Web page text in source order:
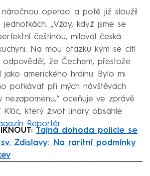
náročnou operaci a poté již sloužil
„Vždy, když jsme se
češtinou, miloval česká
Na mou otázku kým se cítí
že Čechem, přestože
amerického hrdinu. Bylo mi
potkávat při mých návštěvách
nezapomenu,“ oceňuje ve zprávě
Klůc, který život Jindry obsáhle
Reportér.
Tajná dohoda policie se
Zdislavy: Na raritní podmínky